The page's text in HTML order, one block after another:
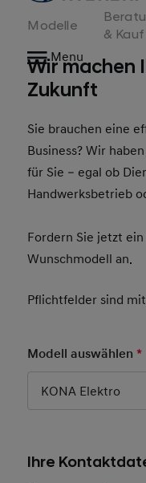
Modelle
& Kauf
Menu
Wir machen
Zukunft
Sie brauchen eine
Business? Wir
für Sie – egal ob
Handwerksbetrieb
Fordern Sie jetzt
Wunschmodell an.
Pflichtfelder sind
Modell auswählen*
KONA Elektro
Ihre